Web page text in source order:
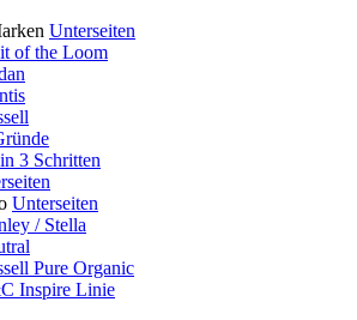
Unterseiten
of the Loom
3 Schritten
Unterseiten
/ Stella
Pure Organic
Inspire Linie